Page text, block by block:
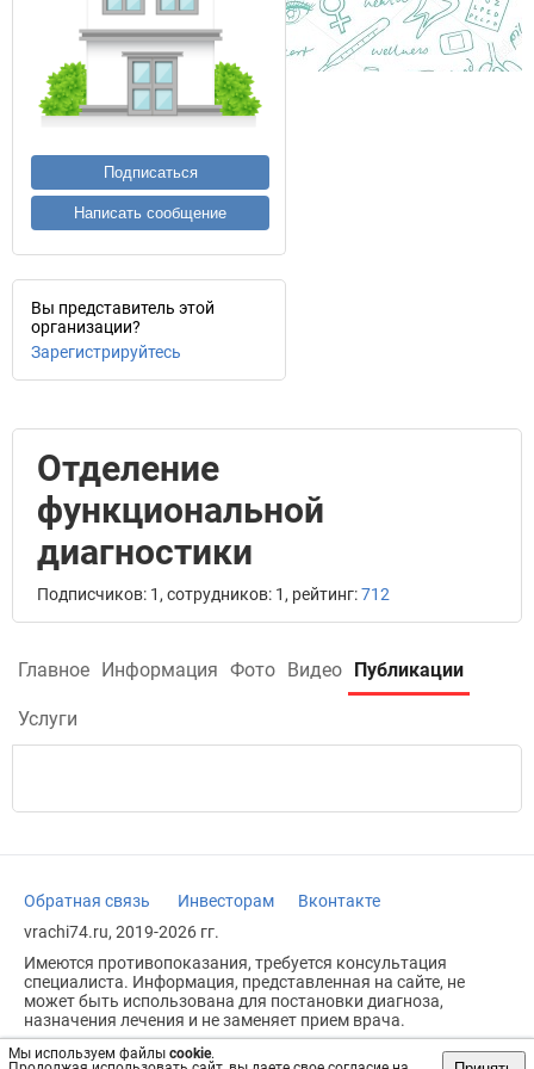
Мы используем файлы cookie.
Подписаться
Написать сообщение
Вы представитель этой
организации?
Зарегистрируйтесь
Отделение
функциональной
диагностики
Подписчиков: 1, сотрудников: 1, рейтинг:712
Главное Информация Фото Видео Публикации
Услуги
Обратная связь Инвесторам
Вконтакте
vrachi74.ru, 2019-2026 гг.
Имеются противопоказания, требуется консультация
специалиста. Информация, представленная на сайте, не
может быть использована для постановки диагноза,
назначения лечения и не заменяет прием врача.
Возрастное ограничение: 18+